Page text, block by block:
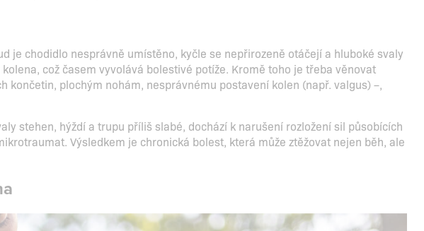
je chodidlo nesprávně umístěno, kyčle se nepřirozeně otáčejí a hluboké svaly
což časem vyvolává bolestivé potíže. Kromě toho je třeba věnovat
plochým nohám, nesprávnému postavení kolen (např. valgus) –,
stehen, hýždí a trupu příliš slabé, dochází k narušení rozložení sil působících
Výsledkem je chronická bolest, která může ztěžovat nejen běh, ale